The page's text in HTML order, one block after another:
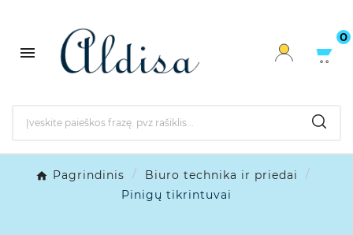

0
Pagrindinis
Biuro technika ir priedai
Pinigų tikrintuvai